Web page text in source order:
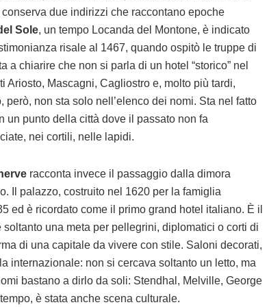
due indirizzi che raccontano epoche
Sole, un tempo Locanda del Montone, è indicato
risale al 1467, quando ospitò le truppe di
a chiarire che non si parla di un hotel “storico” nel
Ariosto, Mascagni, Cagliostro e, molto più tardi,
però, non sta solo nell’elenco dei nomi. Sta nel fatto
un punto della città dove il passato non fa
nei cortili, nelle lapidi.
racconta invece il passaggio dalla dimora
Il palazzo, costruito nel 1620 per la famiglia
ed è ricordato come il primo grand hotel italiano. È il
una meta per pellegrini, diplomatici o corti di
di una capitale da vivere con stile. Saloni decorati,
internazionale: non si cercava soltanto un letto, ma
bastano a dirlo da soli: Stendhal, Melville, George
è stata anche scena culturale.